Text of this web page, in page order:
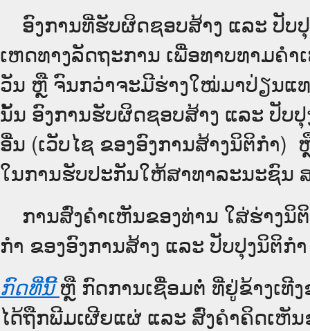
ອົງການທີ່ຮັບຜິດຊອບສ້າງ ແລະ ປັບ
ເຫດທາງລັດຖະການ ເພື່ອທາບທາມຄ
ວັນ ຫຼື ຈົນກວ່າຈະມີຮ່າງໃໝ່ມາປ່ຽນແ
ນັ້ນ ອົງການຮັບຜິດຊອບສ້າງ ແລະ ປັບປຸ
ອື່ນ (ເວັບ​ໄຊ​ ຂອງອົງການສ້າງນິຕິກຳ
ໃນການຮັບປະກັນໃຫ້ສາທາລະນະຊົນ
ການສົ່ງຄໍາເຫັນຂອງທ່ານ ໃສ່ຮ່າງ
ກຳ ຂອງອົງການສ້າງ ແລະ ປັບປຸງນິຕິກ
ກົດທີ່ນີ້ ຫຼື ກົດການເຊື່ອມຕໍ່ ທີ່ຢູ່ຂ້າງເທີ
ໄດ້ຖືກພີມເຜີຍແຜ່ ແລະ ສົ່ງຄຳຄິດເຫັ